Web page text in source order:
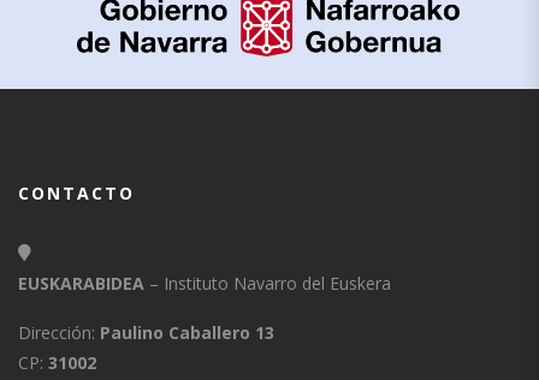
CONTACTO
EUSKARABIDEA – Instituto Navarro del Euskera
Dirección: Paulino Caballero 13
CP: 31002